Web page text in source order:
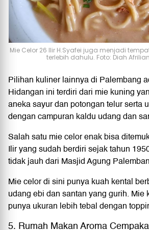
Mie Celor 26 Ilir H.Syafei juga menjadi
terlebih dahulu. Foto: Diah
Pilihan kuliner lainnya di Palembang
Hidangan ini terdiri dari mie kuning
aneka sayur dan potongan telur serta
dengan campuran kaldu udang dan
Salah satu mie celor enak bisa
Ilir yang sudah berdiri sejak tahun
tidak jauh dari Masjid Agung
Mie celor di sini punya kuah kental
udang ebi dan santan yang gurih. Mie
punya ukuran lebih tebal dengan
5. Rumah Makan Aroma Cempaka